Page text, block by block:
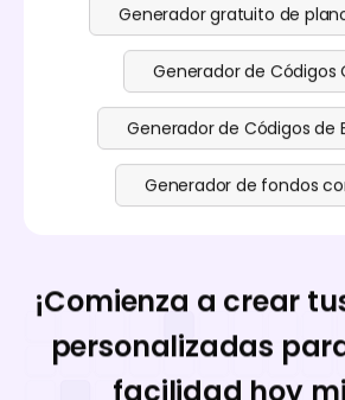
Generador gratuito de
Generador de Códigos
Generador de Códigos de
Generador de fondos
¡Comienza a crear
personalizadas
facilidad hoy